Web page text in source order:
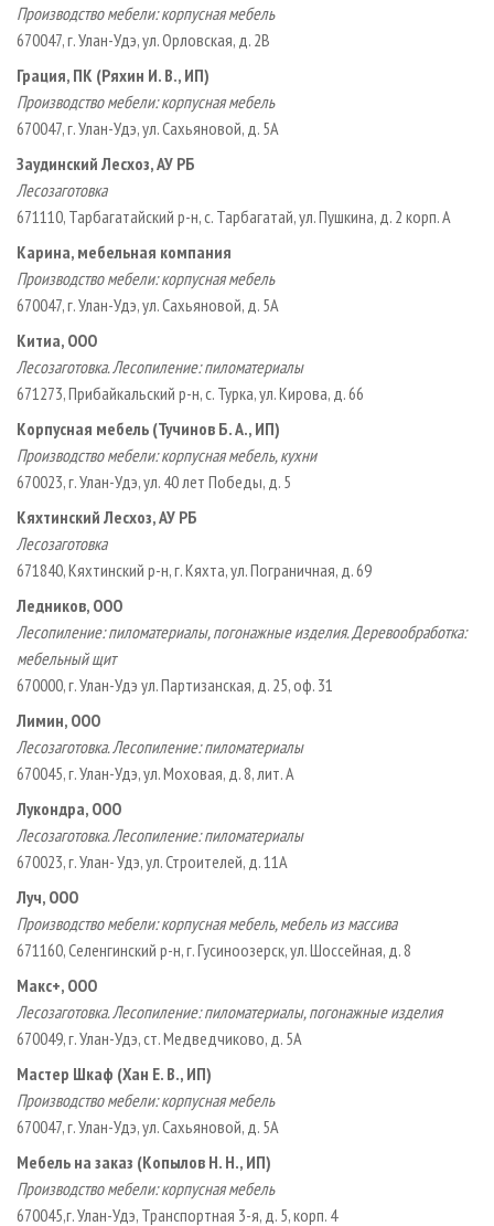
Производство мебели: корпусная мебель
670047, г. Улан-Удэ, ул. Орловская, д. 2В
Грация, ПК (Ряхин И. В., ИП)
Производство мебели: корпусная мебель
670047, г. Улан-Удэ, ул. Сахьяновой, д. 5А
Заудинский Лесхоз, АУ РБ
Лесозаготовка
671110, Тарбагатайский р-н, с. Тарбагатай, ул. Пушкина, д. 2 корп. А
Карина, мебельная компания
Производство мебели: корпусная мебель
670047, г. Улан-Удэ, ул. Сахьяновой, д. 5А
Китиа, ООО
Лесозаготовка. Лесопиление: пиломатериалы
671273, Прибайкальский р-н, с. Турка, ул. Кирова, д. 66
Корпусная мебель (Тучинов Б. А., ИП)
Производство мебели: корпусная мебель, кухни
670023, г. Улан-Удэ, ул. 40 лет Победы, д. 5
Кяхтинский Лесхоз, АУ РБ
Лесозаготовка
671840, Кяхтинский р-н, г. Кяхта, ул. Пограничная, д. 69
Ледников, ООО
Лесопиление: пиломатериалы, погонажные изделия. Деревообработка:
мебельный щит
670000, г. Улан-Удэ ул. Партизанская, д. 25, оф. 31
Лимин, ООО
Лесозаготовка. Лесопиление: пиломатериалы
670045, г. Улан-Удэ, ул. Моховая, д. 8, лит. А
Лукондра, ООО
Лесозаготовка. Лесопиление: пиломатериалы
670023, г. Улан- Удэ, ул. Строителей, д. 11А
Луч, ООО
Производство мебели: корпусная мебель, мебель из массива
671160, Селенгинский р-н, г. Гусиноозерск, ул. Шоссейная, д. 8
Макс+, ООО
Лесозаготовка. Лесопиление: пиломатериалы, погонажные изделия
670049, г. Улан-Удэ, ст. Медведчиково, д. 5А
Мастер Шкаф (Хан Е. В., ИП)
Производство мебели: корпусная мебель
670047, г. Улан-Удэ, ул. Сахьяновой, д. 5А
Мебель на заказ (Копылов Н. Н., ИП)
Производство мебели: корпусная мебель
670045,г. Улан-Удэ, Транспортная 3-я, д. 5, корп. 4